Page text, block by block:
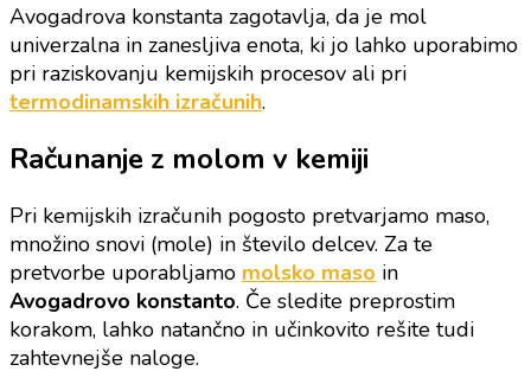
Avogadrova konstanta zagotavlja, da je mol
univerzalna in zanesljiva enota, ki jo lahko uporabimo
pri raziskovanju kemijskih procesov ali pri
termodinamskih izračunih.
Računanje z molom v kemiji
Pri kemijskih izračunih pogosto pretvarjamo maso,
množino snovi (mole) in število delcev. Za te
pretvorbe uporabljamo molsko maso in
Avogadrovo konstanto. Če sledite preprostim
korakom, lahko natančno in učinkovito rešite tudi
zahtevnejše naloge.